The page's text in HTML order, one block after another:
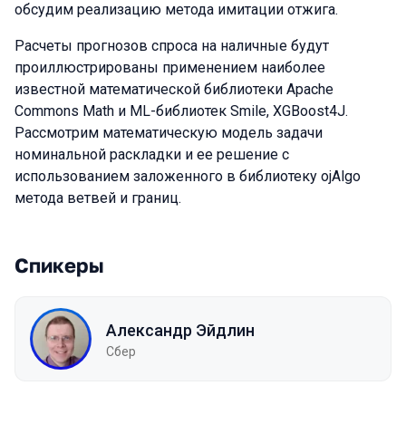
обсудим реализацию метода имитации отжига.
Расчеты прогнозов спроса на наличные будут
проиллюстрированы применением наиболее
известной математической библиотеки Apache
Сommons Math и ML-библиотек Smile, XGBoost4J.
Рассмотрим математическую модель задачи
номинальной раскладки и ее решение с
использованием заложенного в библиотеку ojAlgo
метода ветвей и границ.
Спикеры
Александр Эйдлин
Сбер